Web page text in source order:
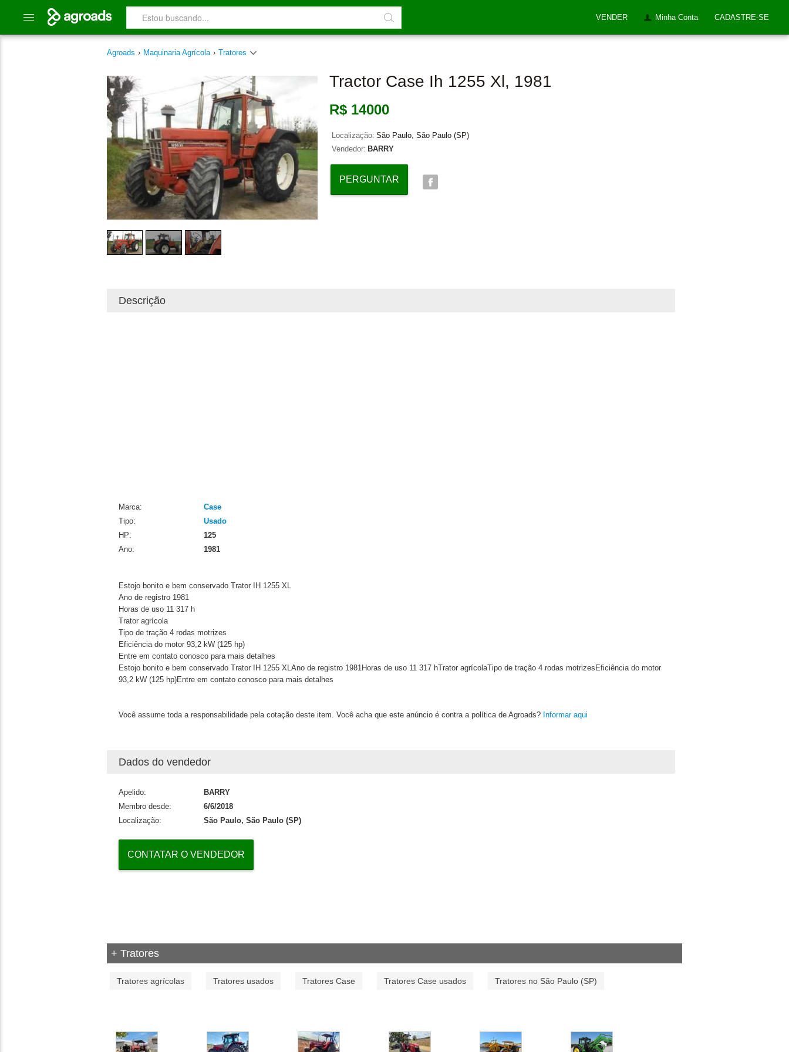
VENDER Minha Conta CADASTRE-SE
Agroads › Maquinaria Agrícola › Tratores
Tractor Case Ih 1255 Xl, 1981
R$ 14000
Localização: São Paulo, São Paulo (SP)
Vendedor: BARRY
PERGUNTAR
Descrição
Marca:
Case
Tipo:
Usado
HP:
125
Ano:
1981
Estojo bonito e bem conservado Trator IH 1255 XL
Ano de registro 1981
Horas de uso 11 317 h
Trator agrícola
Tipo de tração 4 rodas motrizes
Eficiência do motor 93,2 kW (125 hp)
Entre em contato conosco para mais detalhes
Estojo bonito e bem conservado Trator IH 1255 XLAno de registro 1981Horas de uso 11 317 hTrator agrícolaTipo de tração 4 rodas motrizesEficiência do motor
93,2 kW (125 hp)Entre em contato conosco para mais detalhes
Você assume toda a responsabilidade pela cotação deste item. Você acha que este anúncio é contra a política de Agroads? Informar aqui
Dados do vendedor
Apelido:
BARRY
Membro desde:
6/6/2018
Localização:
São Paulo, São Paulo (SP)
CONTATAR O VENDEDOR
+ Tratores
Tratores agrícolas Tratores usados Tratores Case Tratores Case usados Tratores no São Paulo (SP)